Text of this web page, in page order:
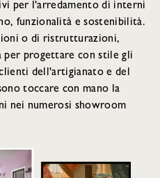
per l'arredamento di interni
funzionalità e sostenibilità.
o di ristrutturazioni,
per progettare con stile gli
dell'artigianato e del
toccare con mano la
nei numerosi showroom